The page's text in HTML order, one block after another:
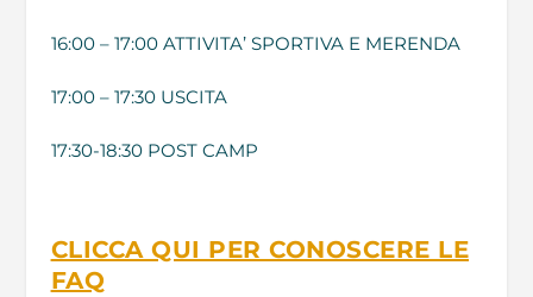
16:00 – 17:00 ATTIVITA’ SPORTIVA E MERENDA
17:00 – 17:30 USCITA
17:30-18:30 POST CAMP
CLICCA QUI PER CONOSCERE LE
FAQ